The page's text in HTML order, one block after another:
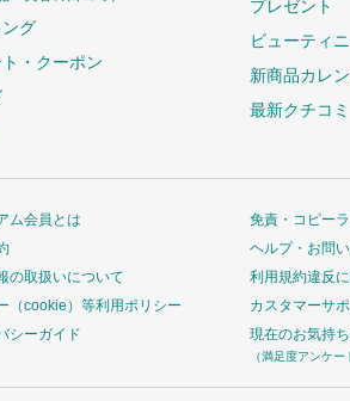
グ
・クーポン
プレゼント
ビューティ
新商品カレ
最新クチコミ
ム会員とは
の取扱いについて
（cookie）等利用ポリシー
シーガイド
免責・コピー
ヘルプ・お問
利用規約違反
カスタマーサ
現在のお気持
（満足度アンケー